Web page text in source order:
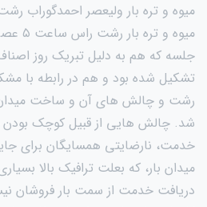
میوه و تره بار ولیعصر احمدگوراب
میوه
جلسه که هم به دلیل تبریک روز
تشکیل شده بود و هم در رابطه با
رشت و چالش های آن و ساخت
شد. چالش هایی از قبیل کوچک بودن
خدمت، نارضایتی همسایگان برای
میدان بار، که بعلت ترافیک بالا
دریافت خدمت از سمت بار فروشان